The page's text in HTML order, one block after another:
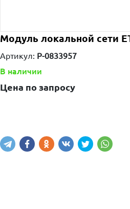
Модуль локальной сети
Артикул: P-0833957
В наличии
Цена по запросу